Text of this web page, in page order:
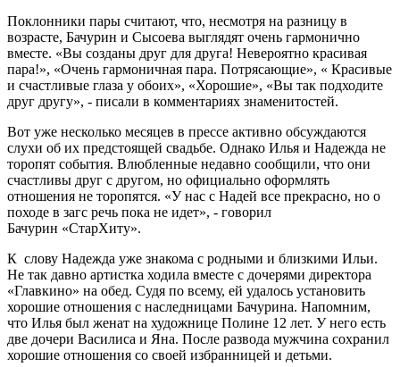
Поклонники пары считают, что, несмотря на разницу в
возрасте, Бачурин и Сысоева выглядят очень гармонично
вместе. «Вы созданы друг для друга! Невероятно красивая
пара!», «Очень гармоничная пара. Потрясающие», « Красивые
и счастливые глаза у обоих», «Хорошие», «Вы так подходите
друг другу», - писали в комментариях знаменитостей.
Вот уже несколько месяцев в прессе активно обсуждаются
слухи об их предстоящей свадьбе. Однако Илья и Надежда не
торопят события. Влюбленные недавно сообщили, что они
счастливы друг с другом, но официально оформлять
отношения не торопятся. «У нас с Надей все прекрасно, но о
походе в загс речь пока не идет», - говорил
Бачурин «СтарХиту».
К слову Надежда уже знакома с родными и близкими Ильи.
Не так давно артистка ходила вместе с дочерями директора
«Главкино» на обед. Судя по всему, ей удалось установить
хорошие отношения с наследницами Бачурина. Напомним,
что Илья был женат на художнице Полине 12 лет. У него есть
две дочери Василиса и Яна. После развода мужчина сохранил
хорошие отношения со своей избранницей и детьми.